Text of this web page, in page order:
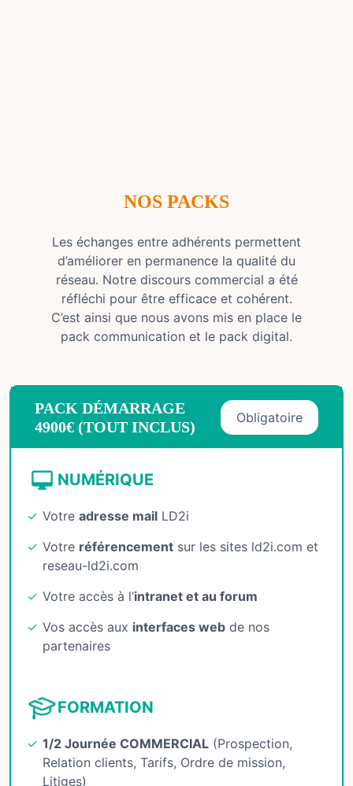
NOS PACKS
Les échanges entre adhérents permettent
d’améliorer en permanence la qualité du
réseau. Notre discours commercial a été
réfléchi pour être efficace et cohérent.
C’est ainsi que nous avons mis en place le
pack communication et le pack digital.
PACK DÉMARRAGE
4900€ (TOUT INCLUS)
Obligatoire
NUMÉRIQUE
Votre adresse mail LD2i
Votre référencement sur les sites ld2i.com et
reseau-ld2i.com
Votre accès à l’intranet et au forum
Vos accès aux interfaces web de nos
partenaires
FORMATION
1/2 Journée COMMERCIAL (Prospection,
Relation clients, Tarifs, Ordre de mission,
Litiges)